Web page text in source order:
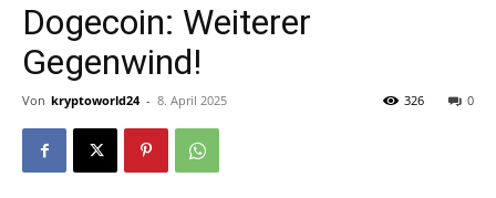
Dogecoin: Weiterer
Gegenwind!
Von kryptoworld24 - 8. April 2025 0
326